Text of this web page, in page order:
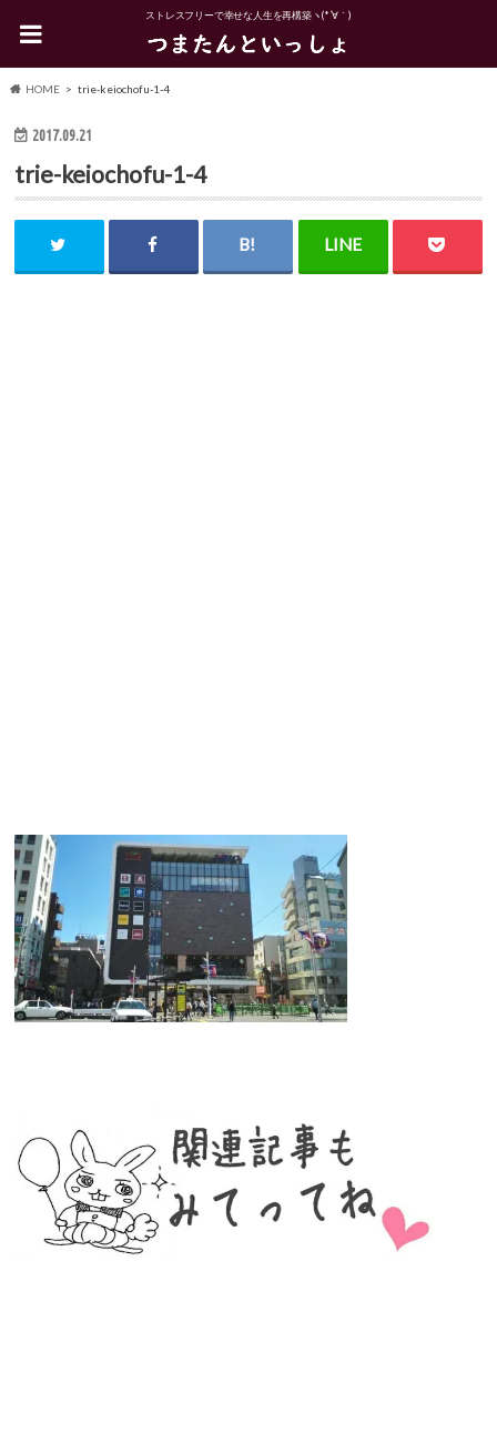
ストレスフリーで幸せな人生を再構築ヽ(*´∀｀)
HOME trie-keiochofu-1-4
2017.09.21
trie-keiochofu-1-4